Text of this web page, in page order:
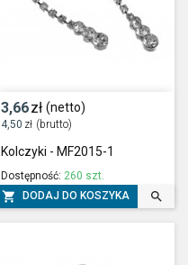
3,66zł (netto)
4,50 zł (brutto)
Kolczyki - MF2015-1
Dostępność: 260 szt.
 DODAJ DO KOSZYKA 